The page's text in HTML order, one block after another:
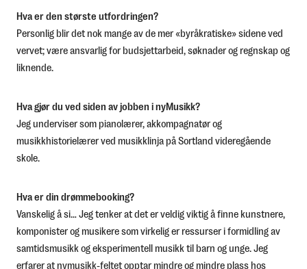
Hva er den største utfordringen?
Personlig blir det nok mange av de mer «byråkratiske» sidene ved
vervet; være ansvarlig for budsjettarbeid, søknader og regnskap og
liknende.
Hva gjør du ved siden av jobben i nyMusikk?
Jeg underviser som pianolærer, akkompagnatør og
musikkhistorielærer ved musikklinja på Sortland videregående
skole.
Hva er din drømmebooking?
Vanskelig å si… Jeg tenker at det er veldig viktig å finne kunstnere,
komponister og musikere som virkelig er ressurser i formidling av
samtidsmusikk og eksperimentell musikk til barn og unge. Jeg
erfarer at nymusikk-feltet opptar mindre og mindre plass hos